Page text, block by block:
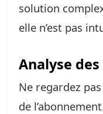
solution
elle n’est pas
Analyse
Ne regardez
de